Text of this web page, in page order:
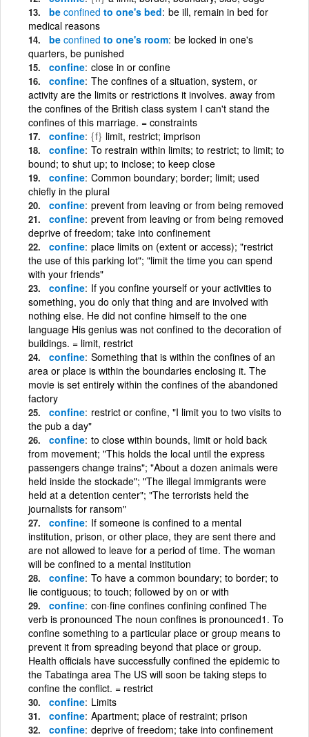
be confined to one's bed be ill, remain in bed for
medical reasons
be confined to one's room be locked in one's
quarters, be punished
confine close in or confine
confine The confines of a situation, system, or
activity are the limits or restrictions it involves. away from
the confines of the British class system I can't stand the
confines of this marriage. = constraints
confine {f} limit, restrict; imprison
confine To restrain within limits; to restrict; to limit; to
bound; to shut up; to inclose; to keep close
confine Common boundary; border; limit; used
chiefly in the plural
confine prevent from leaving or from being removed
confine prevent from leaving or from being removed
deprive of freedom; take into confinement
confine place limits on (extent or access); "restrict
the use of this parking lot"; "limit the time you can spend
with your friends"
confine If you confine yourself or your activities to
something, you do only that thing and are involved with
nothing else. He did not confine himself to the one
language His genius was not confined to the decoration of
buildings. = limit, restrict
confine Something that is within the confines of an
area or place is within the boundaries enclosing it. The
movie is set entirely within the confines of the abandoned
factory
confine restrict or confine, "I limit you to two visits to
the pub a day"
confine to close within bounds, limit or hold back
from movement; "This holds the local until the express
passengers change trains"; "About a dozen animals were
held inside the stockade"; "The illegal immigrants were
held at a detention center"; "The terrorists held the
journalists for ransom"
confine If someone is confined to a mental
institution, prison, or other place, they are sent there and
are not allowed to leave for a period of time. The woman
will be confined to a mental institution
confine To have a common boundary; to border; to
lie contiguous; to touch; followed by on or with
confine con·fine confines confining confined The
verb is pronounced The noun confines is pronounced1. To
confine something to a particular place or group means to
prevent it from spreading beyond that place or group.
Health officials have successfully confined the epidemic to
the Tabatinga area The US will soon be taking steps to
confine the conflict. = restrict
confine Limits
confine Apartment; place of restraint; prison
confine deprive of freedom; take into confinement